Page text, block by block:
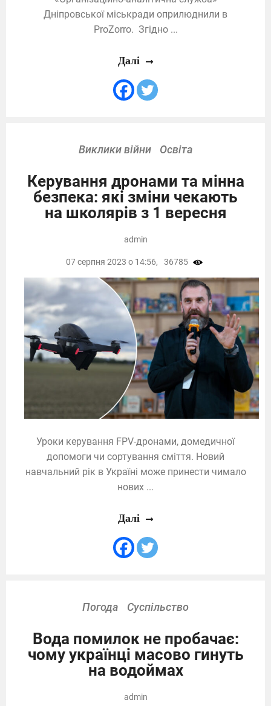
Дніпровської міськради оприлюднили в
ProZorro. Згідно ...
Далі
Виклики війни Освіта
Керування дронами та мінна
безпека: які зміни чекають
на школярів з 1 вересня
Уроки керування FPV-дронами, домедичної
допомоги чи сортування сміття. Новий
навчальний рік в Україні може принести чимало
нових ...
admin
07 серпня 2023 о 14:56, 36785
Далі
Погода Суспільство
Вода помилок не пробачає:
чому українці масово гинуть
на водоймах
admin